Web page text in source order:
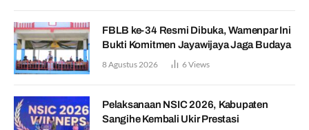
FBLB ke-34 Resmi Dibuka, Wamenpar Ini
Bukti Komitmen Jayawijaya Jaga Budaya
8 Agustus 2026 6Views
Pelaksanaan NSIC 2026, Kabupaten
Sangihe Kembali Ukir Prestasi